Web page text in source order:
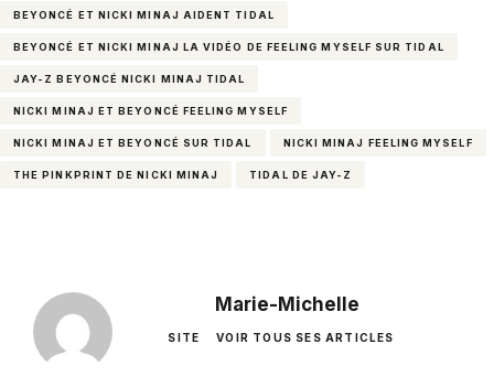
BEYONCÉ ET NICKI MINAJ AIDENT TIDAL
BEYONCÉ ET NICKI MINAJ LA VIDÉO DE FEELING MYSELF SUR TIDAL
JAY-Z BEYONCÉ NICKI MINAJ TIDAL
NICKI MINAJ ET BEYONCÉ FEELING MYSELF
NICKI MINAJ ET BEYONCÉ SUR TIDAL NICKI MINAJ FEELING MYSELF
THE PINKPRINT DE NICKI MINAJ TIDAL DE JAY-Z
Marie-Michelle
SITE VOIR TOUS SES ARTICLES